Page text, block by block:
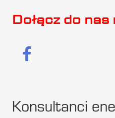
Dołącz do
Konsultanci